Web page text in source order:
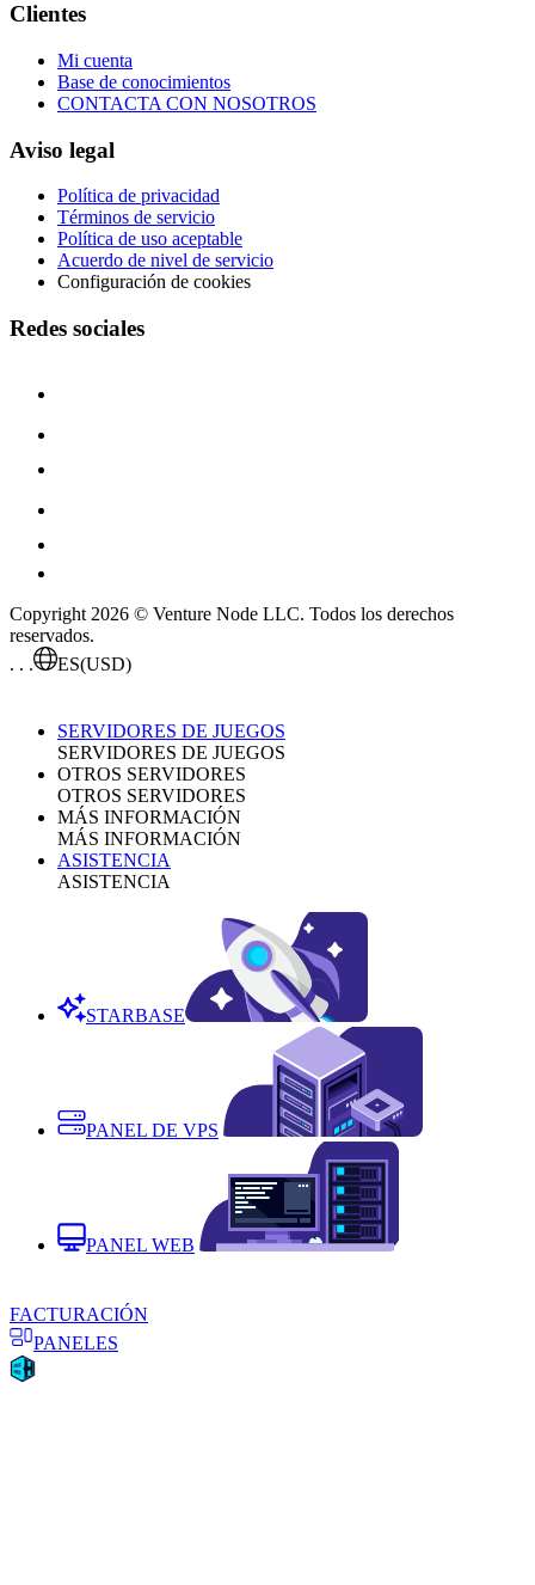
Clientes
Mi cuenta
Base de conocimientos
CONTACTA CON NOSOTROS
Aviso legal
Política de privacidad
Términos de servicio
Política de uso aceptable
Acuerdo de nivel de servicio
Configuración de cookies
Redes sociales
Copyright 2026 © Venture Node LLC. Todos los derechos
reservados.
. . .
ES(USD)
SERVIDORES DE JUEGOS
SERVIDORES DE JUEGOS
OTROS SERVIDORES
OTROS SERVIDORES
MÁS INFORMACIÓN
MÁS INFORMACIÓN
ASISTENCIA
ASISTENCIA
STARBASE
PANEL DE VPS
PANEL WEB
FACTURACIÓN
PANELES